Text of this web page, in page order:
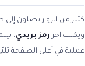
كثير من الزوار يصلون
ويكتب آخر رمز بريدي،
عملية في أعلى الصفحة